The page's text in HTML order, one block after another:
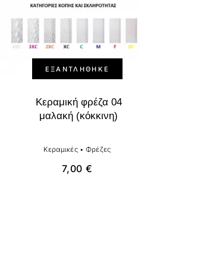
ΕΞΑΝΤΛΉΘΗΚΕ
Κεραμική φρέζα 04
μαλακή (κόκκινη)
Κεραμικές• Φρέζες
7,00€